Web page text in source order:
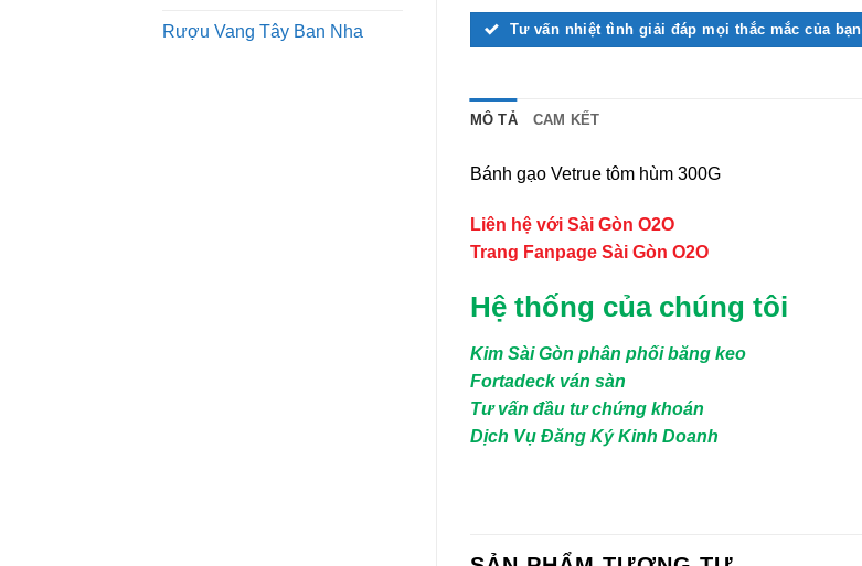
Rượu Vang Tây Ban Nha Tư vấn nhiệt tình giải đáp mọi thắc mắc của bạn
MÔ TẢ CAM KẾT
Bánh gạo Vetrue tôm hùm 300G
Liên hệ với Sài Gòn O2O
Trang Fanpage Sài Gòn O2O
Hệ thống của chúng tôi
Kim Sài Gòn phân phối băng keo
Fortadeck ván sàn
Tư vấn đầu tư chứng khoán
Dịch Vụ Đăng Ký Kinh Doanh